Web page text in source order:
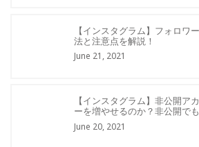
【インスタグラム】フォロワ
法と注意点を解説！
June 21, 2021
【インスタグラム】非公開ア
ーを増やせるのか？非公開で
June 20, 2021